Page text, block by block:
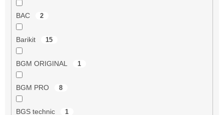
BAC 2
Barikit 15
BGM ORIGINAL 1
BGM PRO 8
BGS technic 1